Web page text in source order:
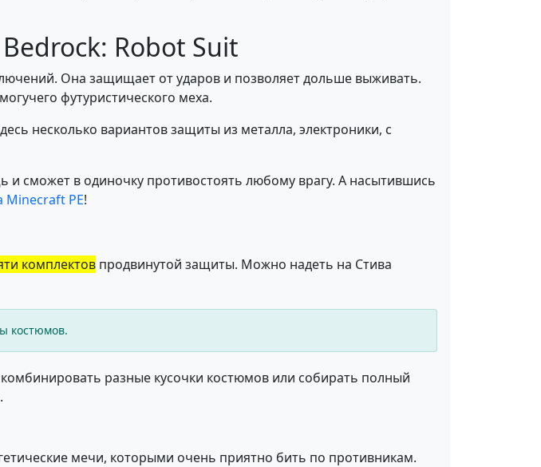
Robot Suit
Она защищает от ударов и позволяет дольше выживать.
футуристического меха.
несколько вариантов защиты из металла, электроники, с
сможет в одиночку противостоять любому врагу. А насытившись
Minecraft PE!
комплектов продвинутой защиты. Можно надеть на Стива
костюмов.
разные кусочки костюмов или собирать полный
мечи, которыми очень приятно бить по противникам.